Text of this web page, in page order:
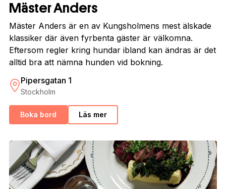
Mäster Anders
Mäster Anders är en av Kungsholmens mest älskade
klassiker där även fyrbenta gäster är välkomna.
Eftersom regler kring hundar ibland kan ändras är det
alltid bra att nämna hunden vid bokning.
Pipersgatan 1
Stockholm
Boka bord Läs mer